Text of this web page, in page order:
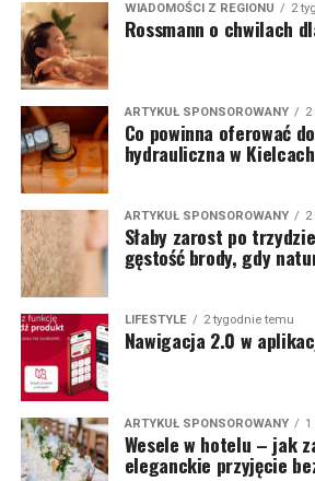
WIADOMOŚCI Z REGIONU 2
Rossmann o chwilach
ARTYKUŁ SPONSOROWANY
Co powinna oferować
hydrauliczna w
ARTYKUŁ SPONSOROWANY
Słaby zarost po
gęstość brody, gdy
LIFESTYLE 2 tygodnie temu
Nawigacja 2.0 w
ARTYKUŁ SPONSOROWANY
Wesele w hotelu – jak
eleganckie przyjęcie